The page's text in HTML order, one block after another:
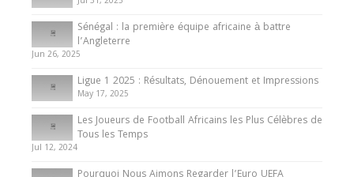
Internationales
Présentation de l’équipe nationale de football
du Cameroun
8 August 2025
Sénégal : la première équipe africaine à battre
l’Angleterre
Jun 26, 2025
Ligue 1 2025 : Résultats, Dénouement et Impressions
May 17, 2025
Les Joueurs de Football Africains les Plus Célèbres de
Tous les Temps
Jul 12, 2024